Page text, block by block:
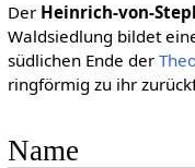
Der Heinrich-von-
Waldsiedlung bildet
südlichen Ende der
ringförmig zu ihr
Name